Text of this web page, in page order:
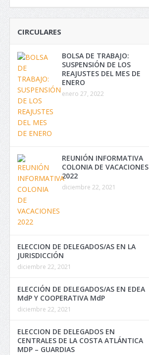
CIRCULARES
BOLSA DE TRABAJO:
SUSPENSIÓN DE LOS
REAJUSTES DEL MES DE
ENERO
enero 27, 2022
REUNIÓN INFORMATIVA
COLONIA DE VACACIONES
2022
diciembre 22, 2021
ELECCION DE DELEGADOS/AS EN LA
JURISDICCIÓN
diciembre 22, 2021
ELECCIÓN DE DELEGADOS/AS EN EDEA
MdP Y COOPERATIVA MdP
diciembre 22, 2021
ELECCION DE DELEGADOS EN
CENTRALES DE LA COSTA ATLÁNTICA
MDP – GUARDIAS